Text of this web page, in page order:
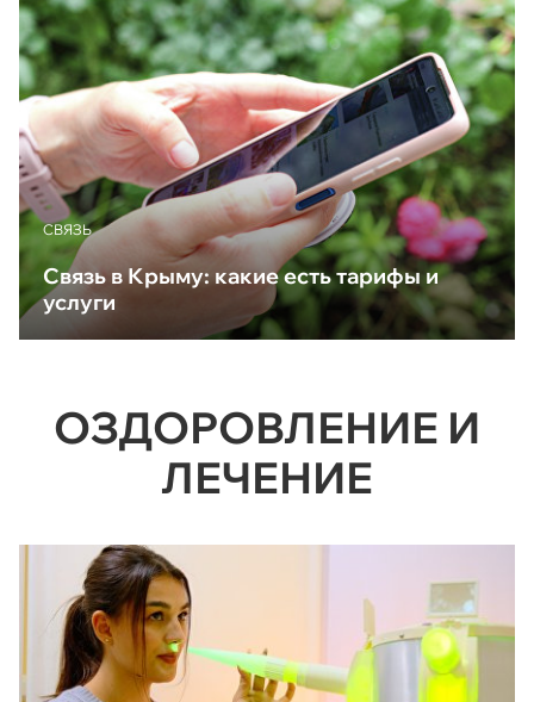
CВЯЗЬ
Связь в Крыму: какие есть тарифы и
услуги
ОЗДОРОВЛЕНИЕ И
ЛЕЧЕНИЕ